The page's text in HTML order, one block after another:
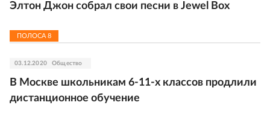
Элтон Джон собрал свои песни в Jewel Box
ПОЛОСА8
03.12.2020 Общество
В Москве школьникам 6-11-х классов продлили
дистанционное обучение